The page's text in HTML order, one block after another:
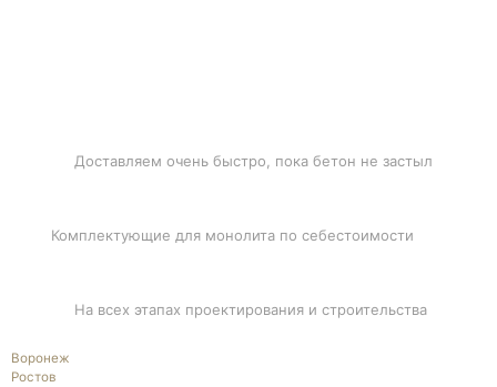
Доставляем очень быстро, пока бетон не застыл
Комплектующие для монолита по себестоимости
На всех этапах проектирования и строительства
Воронеж
Ростов